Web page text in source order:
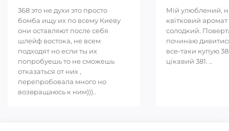
368 это не духи это просто
бомба ищу их по всему Киеву
они оставляют после себя
шлейф востока, не всем
подходят но если ты их
попробуешь то не сможешь
отказаться от них ,
перепробовала много но
возвращаюсь к ним)))..
Мій улюблений,
квітковий аромат
солодкий.
починаю
все-таки купую
цікавий 381. ..